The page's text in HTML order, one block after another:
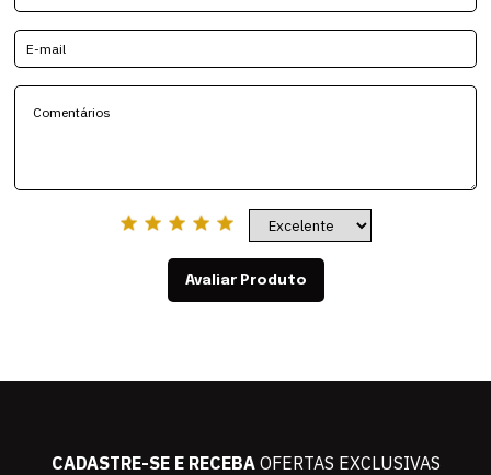
Avaliar Produto
CADASTRE-SE E RECEBAOFERTAS EXCLUSIVAS